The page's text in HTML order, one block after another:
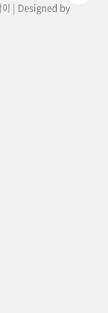
이 | Designed by